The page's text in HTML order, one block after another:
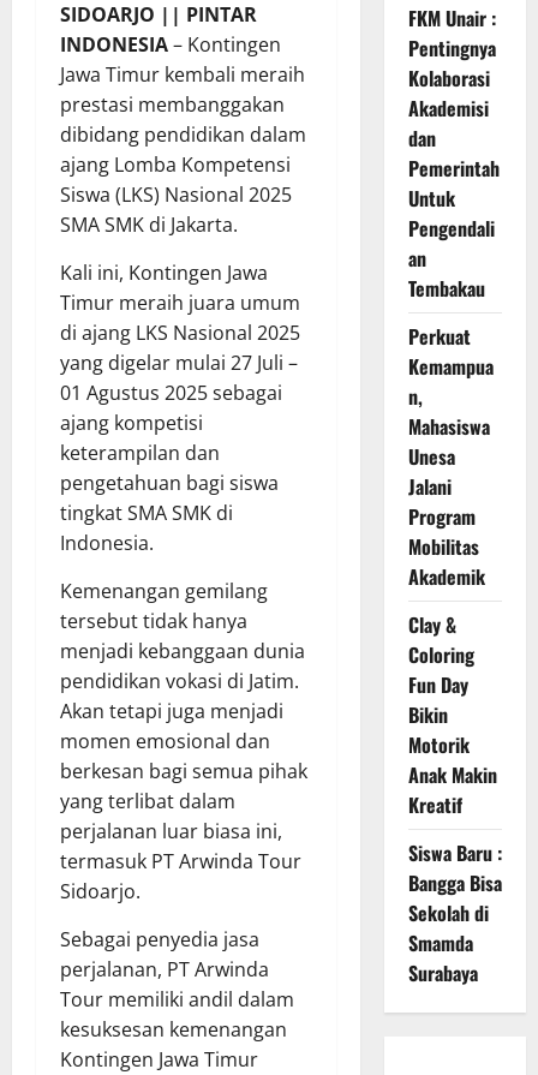
SIDOARJO || PINTAR
INDONESIA– Kontingen
Jawa Timur kembali meraih
prestasi membanggakan
dibidang pendidikan dalam
ajang Lomba Kompetensi
Siswa (LKS) Nasional 2025
SMA SMK di Jakarta.
Kali ini, Kontingen Jawa
Timur meraih juara umum
di ajang LKS Nasional 2025
yang digelar mulai 27 Juli –
01 Agustus 2025 sebagai
ajang kompetisi
keterampilan dan
pengetahuan bagi siswa
tingkat SMA SMK di
Indonesia.
Kemenangan gemilang
tersebut tidak hanya
menjadi kebanggaan dunia
pendidikan vokasi di Jatim.
Akan tetapi juga menjadi
momen emosional dan
berkesan bagi semua pihak
yang terlibat dalam
perjalanan luar biasa ini,
termasuk PT Arwinda Tour
Sidoarjo.
Sebagai penyedia jasa
perjalanan, PT Arwinda
Tour memiliki andil dalam
kesuksesan kemenangan
Kontingen Jawa Timur
FKM Unair :
Pentingnya
Kolaborasi
Akademisi
dan
Pemerintah
Untuk
Pengendali
an
Tembakau
Perkuat
Kemampua
n,
Mahasiswa
Unesa
Jalani
Program
Mobilitas
Akademik
Clay &
Coloring
Fun Day
Bikin
Motorik
Anak Makin
Kreatif
Siswa Baru :
Bangga Bisa
Sekolah di
Smamda
Surabaya